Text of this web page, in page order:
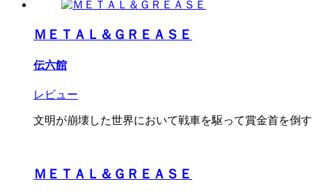
ＭＥＴＡＬ＆ＧＲＥＡＳＥ
伝六館
レビュー
文明が崩壊した世界において戦車を駆って賞金首を倒
ＭＥＴＡＬ＆ＧＲＥＡＳＥ